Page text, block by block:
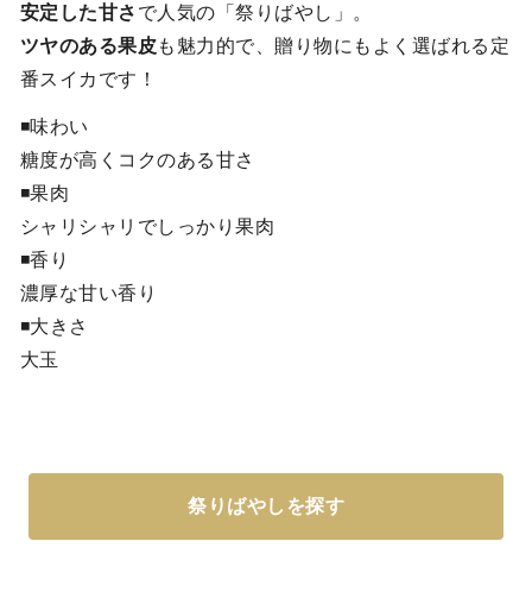
安定した甘さ で人気の「祭りばやし」。
ツヤのある果皮も魅力的で、贈り物にもよく選ばれる定
番スイカです！
◾️味わい
糖度が高くコクのある甘さ
◾️果肉
シャリシャリでしっかり果肉
◾️香り
濃厚な甘い香り
◾️大きさ
大玉
祭りばやしを探す